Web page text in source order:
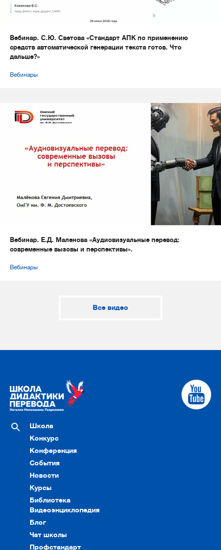
Вебинар. С.Ю. Светова «Стандарт АПК по применению
средств автоматической генерации текста готов. Что
дальше?»
Вебинары
Вебинар. Е.Д. Маленова «Аудиовизуальные перевод:
современные вызовы и перспективы».
Вебинары
Все видео
Школа
Конкурс
Конференция
События
Новости
Курсы
Библиотека
Видеоэнциклопедия
Блог
Чат школы
Профстандарт